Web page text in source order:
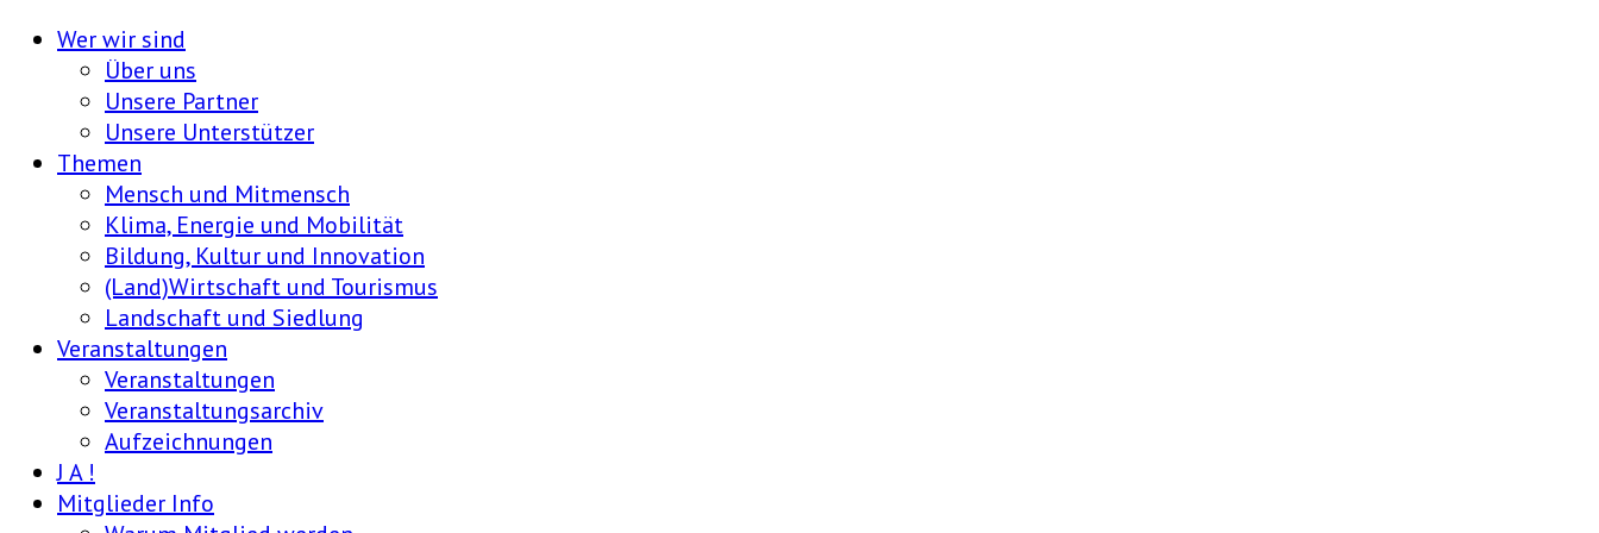
Wer wir sind
Über uns
Unsere Partner
Unsere Unterstützer
Themen
Mensch und Mitmensch
Klima, Energie und Mobilität
Bildung, Kultur und Innovation
(Land)Wirtschaft und Tourismus
Landschaft und Siedlung
Veranstaltungen
Veranstaltungen
Veranstaltungsarchiv
Aufzeichnungen
J A !
Mitglieder Info